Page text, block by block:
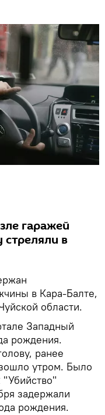
гаражей
в
в Кара-Балте,
области.
Западный
рождения.
ранее
утром. Было
"Убийство"
задержали
рождения.